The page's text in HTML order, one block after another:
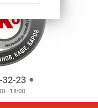
32-23